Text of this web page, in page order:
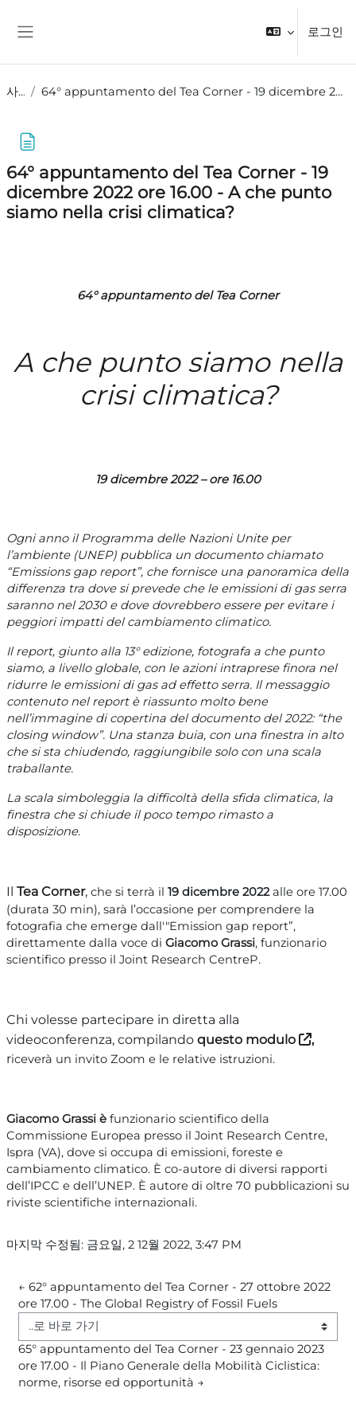
로그인
사이트 64° appuntamento del Tea Corner - 19 dicembre 2022 ore 16.00 - A che punto siamo nella crisi climatica?
64° appuntamento del Tea Corner - 19
dicembre 2022 ore 16.00 - A che punto
siamo nella crisi climatica?
64° appuntamento del Tea Corner
A che punto siamo nella
crisi climatica?
19 dicembre 2022 – ore 16.00
Ogni anno il Programma delle Nazioni Unite per
l’ambiente (UNEP) pubblica un documento chiamato
“Emissions gap report”, che fornisce una panoramica della
differenza tra dove si prevede che le emissioni di gas serra
saranno nel 2030 e dove dovrebbero essere per evitare i
peggiori impatti del cambiamento climatico.
Il report, giunto alla 13° edizione, fotografa a che punto
siamo, a livello globale, con le azioni intraprese finora nel
ridurre le emissioni di gas ad effetto serra. Il messaggio
contenuto nel report è riassunto molto bene
nell’immagine di copertina del documento del 2022: “the
closing window”. Una stanza buia, con una finestra in alto
che si sta chiudendo, raggiungibile solo con una scala
traballante.
La scala simboleggia la difficoltà della sfida climatica, la
finestra che si chiude il poco tempo rimasto a
disposizione.
Il Tea Corner, che si terrà il 19 dicembre 2022alle ore 17.00
(durata 30 min), sarà l’occasione per comprendere la
fotografia che emerge dall'"Emission gap report”,
direttamente dalla voce di Giacomo Grassi, funzionario
scientifico presso il Joint Research CentreP.
Chi volesse partecipare in diretta alla
videoconferenza, compilando questo modulo
,
riceverà un invito Zoom e le relative istruzioni.
Giacomo Grassi è funzionario scientifico della
Commissione Europea presso il Joint Research Centre,
Ispra (VA), dove si occupa di emissioni, foreste e
cambiamento climatico. È co-autore di diversi rapporti
dell’IPCC e dell’UNEP. È autore di oltre 70 pubblicazioni su
riviste scientifiche internazionali.
마지막 수정됨: 금요일, 2 12월 2022, 3:47 PM
← 62° appuntamento del Tea Corner - 27 ottobre 2022
ore 17.00 - The Global Registry of Fossil Fuels
..로 바로 가기
65° appuntamento del Tea Corner - 23 gennaio 2023
ore 17.00 - Il Piano Generale della Mobilità Ciclistica:
norme, risorse ed opportunità →